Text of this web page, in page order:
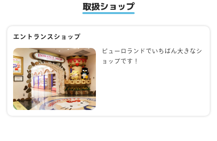
取扱ショップ
エントランスショップ
ピューロランドでいちばん大きなシ
ョップです！